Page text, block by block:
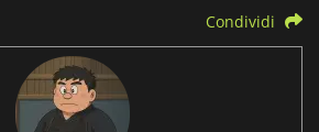
Condividi